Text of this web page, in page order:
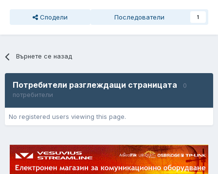
Сподели Последователи 1
Върнете се назад
Потребители разглеждащи страницата
0
потребители
No registered users viewing this page.